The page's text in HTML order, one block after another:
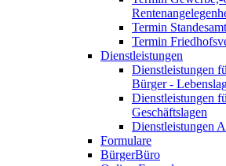
Termin Standesamt
Termin
Dienstleistungen
Dienstleistungen
Bürger -
Dienstleistungen
Geschäftslagen
Dienstleistungen
Formulare
BürgerBüro